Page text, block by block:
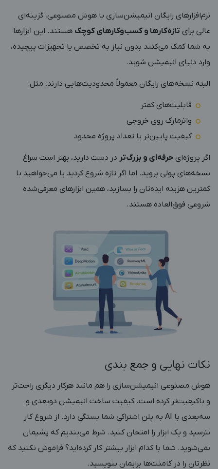
نرم‌افزارهای رایگان انیمیشن‌سازی با هوش مصنوعی، گزینه‌ای
عالی برای تازه‌کارها و کسب‌وکارهای کوچک هستند. این ابزارها
به شما کمک می‌کنند بدون نیاز به تخصص یا تجهیزات پیچیده،
وارد دنیای انیمیشن شوید.
البته نسخه‌های رایگان معمولاً محدودیت‌هایی دارند؛ مثل:
قابلیت‌های کمتر
واترمارک روی خروجی
کیفیت پایین‌تر یا تعداد پروژه محدود
اگر پروژه‌ای حرفه‌ای و بزرگ‌تر در دست دارید، بهتر است سراغ
نسخه‌های پولی بروید. اما اگر تازه شروع کردید یا می‌خواهید با
کمترین هزینه ایده‌تان را بسازید، همین ابزارهای معرفی‌شده
شروعی فوق‌العاده هستند.
نکات نهایی و جمع بندی
هوش مصنوعی انیمیشن‌سازی را هم مانند هرکار دیگری راحت‌تر
و باکیفیت‌تر کرده است. کیفیت ساخت انیمیشن دوبعدی و
سه‌بعدی با AI به پلن اشتراکی شما بستگی دارد. از شروع کار
نترسید و یک ابزار را امتحان کنید. شرط می‌بندیم که پشیمان
نمی‌شوید. شما با کدام ابزار بیشتر کار کرده‌اید؟ فراموش نکنید که
نظرتان را در کامنت‌ها برایمان بنویسید.